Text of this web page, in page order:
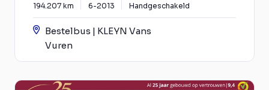
194.207 km 6-2013 Handgeschakeld
Bestelbus | KLEYN Vans
Vuren